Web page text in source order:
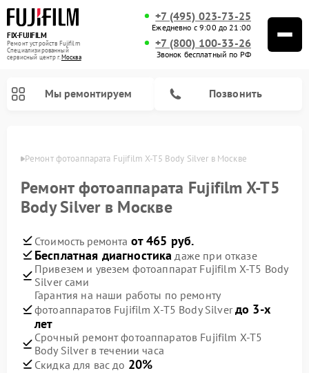
FIX-FUJIFILM
Ремонт устройств Fujifilm
Специализированный
cервисный центр г.Москва
+7 (495) 023-73-25
Ежедневно с 9:00 до 21:00
+7 (800) 100-33-26
Звонок бесплатный по РФ
Мы ремонтируем Позвонить
Ремонт фотоаппарата Fujifilm X-T5 Body Silver в Москве
Ремонт фотоаппарата Fujifilm X-T5
Body Silver в Москве
Стоимость ремонта от 465 руб.
Бесплатная диагностика даже при отказе
Привезем и увезем фотоаппарат Fujifilm X-T5 Body
Silver сами
Гарантия на наши работы по ремонту
фотоаппаратов Fujifilm X-T5 Body Silverдо 3-х
лет
Срочный ремонт фотоаппаратов Fujifilm X-T5
Body Silver в течении часа
Скидка для вас до 20%